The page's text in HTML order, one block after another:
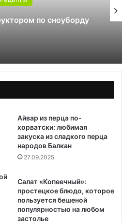
Какой поликарбонат выбрать
теплицы: 4 или 6 мм
Айвар из перца по-
хорватски: любимая
закуска из сладкого перца
народов Балкан
27.09.2025
Салат «Копеечный»:
простецкое блюдо, которое
пользуется бешеной
популярностью на любом
застолье